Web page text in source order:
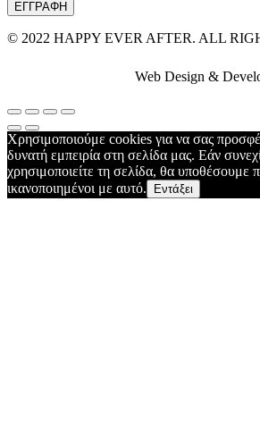
© 2022 HAPPY EVER AFTER. ALL
Web Design &
Χρησιμοποιούμε cookies για να σας
δυνατή εμπειρία στη σελίδα μας. Εάν
χρησιμοποιείτε τη σελίδα, θα υποθέσουμε
ικανοποιημένοι με αυτό.
Εντάξει